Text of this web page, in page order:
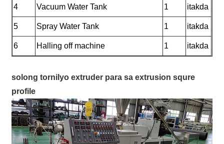
4 Vacuum Water Tank 1 itakda
5 Spray Water Tank 1 itakda
6 Halling off machine 1 itakda
solong tornilyo extruder para sa extrusion squre
profile